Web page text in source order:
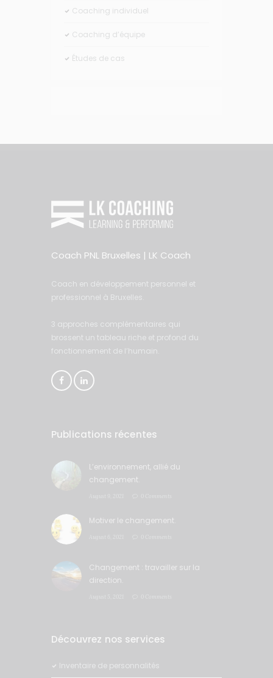
Coaching individuel
Coaching d’équipe
Études de cas
Coach PNL Bruxelles | LK Coach
Coach en développement personnel et
professionnel à Bruxelles.
3 approches complémentaires qui
brossent un tableau riche et profond du
fonctionnement de l’humain.
Publications récentes
L’environnement, allié du
changement.
Motiver le changement.
Changement : travailler sur la
direction.
Découvrez nos services
Inventaire de personnalités